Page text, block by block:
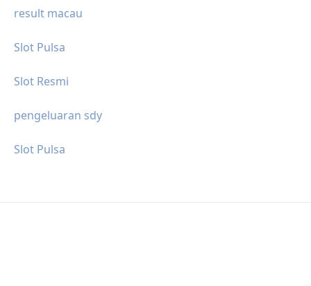
result macau
Slot Pulsa
Slot Resmi
pengeluaran sdy
Slot Pulsa